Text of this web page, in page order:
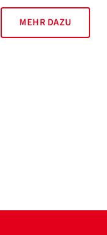
MEHR DAZU